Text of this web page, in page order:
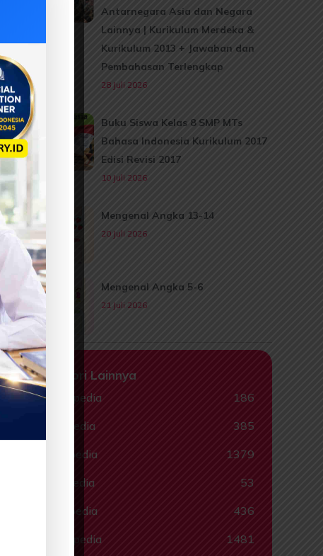
Antarnegara Asia dan Negara
Lainnya | Kurikulum Merdeka &
Kurikulum 2013 + Jawaban dan
Pembahasan Terlengkap
28 Juli 2026
Buku Siswa Kelas 8 SMP MTs
Bahasa Indonesia Kurikulum 2017
Edisi Revisi 2017
10 Juli 2026
Mengenal Angka 13-14
20 Juli 2026
Mengenal Angka 5-6
21 Juli 2026
Kategori Lainnya
Animalpedia
186
Ceritapedia
385
Ebookpedia
1379
Hadispedia
53
Komikpedia
436
Muslimpedia
1481